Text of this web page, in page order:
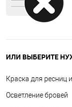
ИЛИ ВЫБЕРИТЕ
Краска для ресниц
Осветление бровей